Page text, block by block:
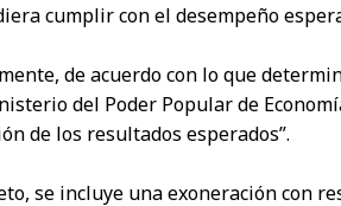
cumplir con el desempeño
de acuerdo con lo que
del Poder Popular de
de los resultados esperados”.
se incluye una exoneración con